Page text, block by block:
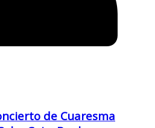
de Cuaresma